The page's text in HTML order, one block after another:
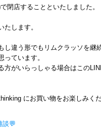
閉店することといたしました。
します。
し違う形でもリムクラッソを継
ています。
方がいらっしゃる場合はこの
にお買い物をお楽しみく
談💬